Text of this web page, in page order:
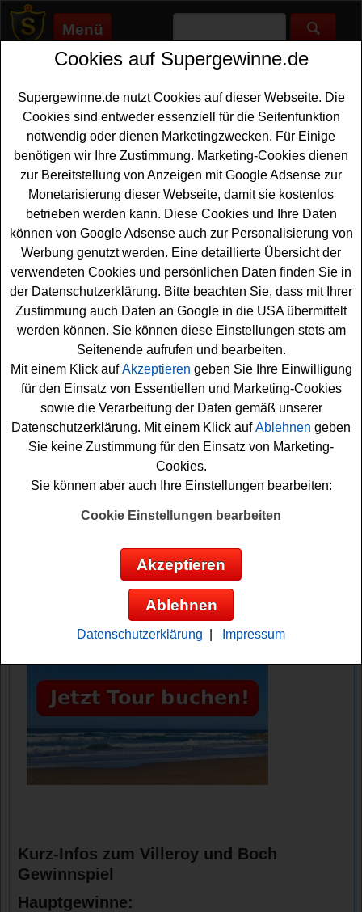
Menü
Supergewinne.de>Gewinnspiele>Sonstige Gewinnspiele
Anzeige:
Anzeige:
Villeroy und Boch Gewinnspiel -
tolles Porzellan gewinnen
Ein kostenloses Villeroy und Boch Gewinnspiel für alle
Gewinner, die gern tollesPorzellan gewinnenmöchten.
Auf die glücklichen Gewinner warten drei hochwertige
Frühstücks Geschirr Sets im Wert von ca. 1000 Euro.
Falls Sie an dem Villeroy und Boch Gewinnspiel gratis
teilnehmen möchten, sollten Sie kurz das kleine
Formular ausfüllen. Denn nur so können Sie sich Ihre
Gewinnchance sichern. Vielleicht haben Sie ja Glück?
auf jeden Fall drücken wir schon einmal fest die Daumen
für dieses tolle Villeroy und Boch Gewinnspiel 2026!
Villeroy und Boch verlost 3x hochwertiges
Frühstücks-Geschirr aus Premium
Kurz-Infos zum Villeroy und Boch
Gewinnspiel
Hauptgewinne:
Cookies auf Supergewinne.de
Supergewinne.de nutzt Cookies auf dieser Webseite. Die
Cookies sind entweder essenziell für die Seitenfunktion
notwendig oder dienen Marketingzwecken. Für Einige
benötigen wir Ihre Zustimmung. Marketing-Cookies dienen
zur Bereitstellung von Anzeigen mit Google Adsense zur
Monetarisierung dieser Webseite, damit sie kostenlos
betrieben werden kann. Diese Cookies und Ihre Daten
können von Google Adsense auch zur Personalisierung von
Werbung genutzt werden. Eine detaillierte Übersicht der
verwendeten Cookies und persönlichen Daten finden Sie in
der Datenschutzerklärung. Bitte beachten Sie, dass mit Ihrer
Zustimmung auch Daten an Google in die USA übermittelt
werden können. Sie können diese Einstellungen stets am
Seitenende aufrufen und bearbeiten.
Mit einem Klick aufAkzeptieren geben Sie Ihre Einwilligung
für den Einsatz von Essentiellen und Marketing-Cookies
sowie die Verarbeitung der Daten gemäß unserer
Datenschutzerklärung. Mit einem Klick aufAblehnen geben
Sie keine Zustimmung für den Einsatz von Marketing-
Cookies.
Sie können aber auch Ihre Einstellungen bearbeiten:
Cookie Einstellungen bearbeiten
Akzeptieren
Ablehnen
Datenschutzerklärung Impressum